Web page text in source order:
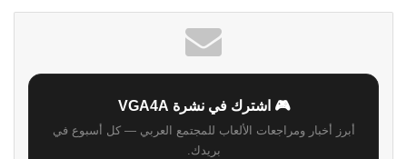
🎮 اشترك في نشرة VGA4A
أبرز أخبار ومراجعات الألعاب للمجتمع العربي — كل أسبوع في
بريدك.